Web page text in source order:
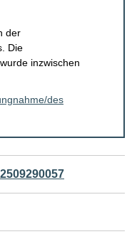
der
Die
inzwischen
des